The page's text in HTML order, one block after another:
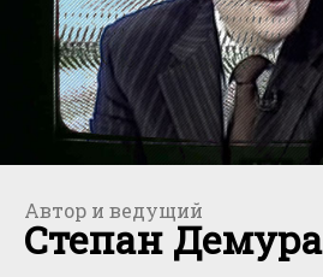
Автор и ведущий
Степан Демура